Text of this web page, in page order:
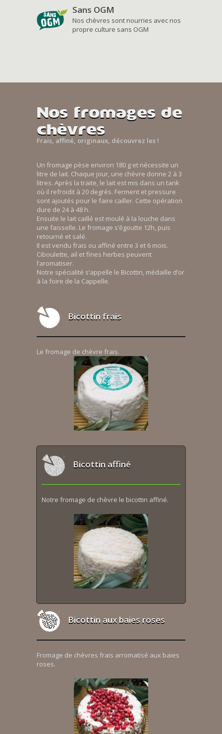
Sans OGM
Nos chèvres sont nourries avec nos
propre culture sans OGM
Nos fromages de
chèvres
Frais, affiné, originaux, découvrez les !
Un fromage pèse environ 180 g et nécessite un
litre de lait. Chaque jour, une chèvre donne 2 à 3
litres. Après la traite, le lait est mis dans un tank
où il refroidit à 20 degrés. Ferment et pressure
sont ajoutés pour le faire cailler. Cette opération
dure de 24 à 48 h.
Ensuite le lait caillé est moulé à la louche dans
une faisselle. Le fromage s’égoutte 12h, puis
retourné et salé.
Il est vendu frais ou affiné entre 3 et 6 mois.
Ciboulette, ail et fines herbes peuvent
l’aromatiser.
Notre spécialité s’appelle le Bicottin, médaille d’or
à la foire de la Cappelle.
Bicottin frais
Le fromage de chèvre frais.
Bicottin affiné
Notre fromage de chèvre le bicottin affiné.
Bicottin aux baies roses
Fromage de chèvres frais arromatisé aux baies
roses.